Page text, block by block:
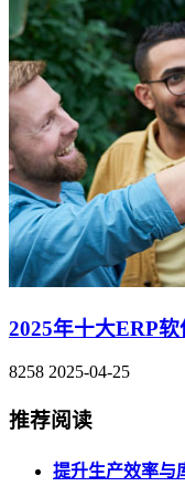
2025年十大ERP
8258 2025-04-25
推荐阅读
提升生产效率与